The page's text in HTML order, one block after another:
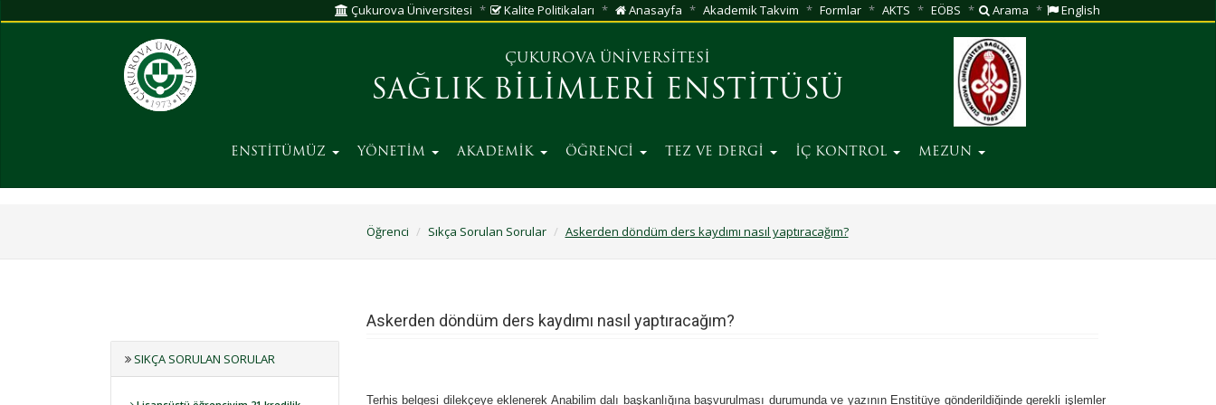
Çukurova Üniversitesi Kalite Politikaları Anasayfa Akademik Takvim Formlar AKTS EÖBS Arama English
ÇUKUROVA ÜNİVERSİTESİ
SAĞLIK BİLİMLERİ ENSTİTÜSÜ
ENSTİTÜMÜZ YÖNETİM AKADEMİK ÖĞRENCİ TEZ VE DERGİ İÇ KONTROL MEZUN
Öğrenci Sıkça Sorulan Sorular Askerden döndüm ders kaydımı nasıl yaptıracağım?
SIKÇA SORULAN SORULAR
Askerden döndüm ders kaydımı nasıl yaptıracağım?
Terhis belgesi dilekçeye eklenerek Anabilim dalı başkanlığına başvurulması durumunda ve yazının Enstitüye gönderildiğinde gerekli işlemler